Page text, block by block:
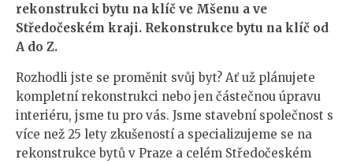
rekonstrukci bytu na klíč ve Mšenu a ve
Středočeském kraji. Rekonstrukce bytu na klíč od
A do Z.
Rozhodli jste se proměnit svůj byt? Ať už plánujete
kompletní rekonstrukci nebo jen částečnou úpravu
interiéru, jsme tu pro vás. Jsme stavební společnost s
více než 25 lety zkušeností a specializujeme se na
rekonstrukce bytů v Praze a celém Středočeském